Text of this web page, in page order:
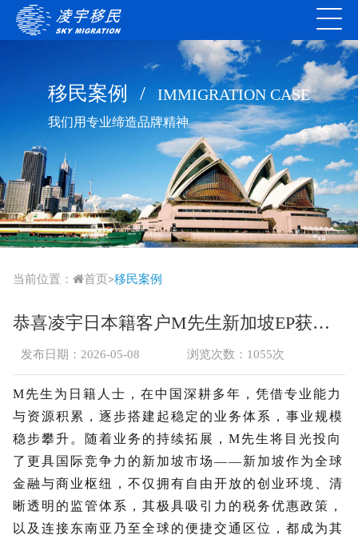
移民案例 / IMMIGRATION CASE
我们用专业缔造品牌精神
当前位置： 首页>移民案例
恭喜凌宇日本籍客户M先生新加坡EP获批！
发布日期：2026-05-08 浏览次数：1055次
M先生为日籍人士，在中国深耕多年，凭借专业能力
与资源积累，逐步搭建起稳定的业务体系，事业规模
稳步攀升。随着业务的持续拓展，M先生将目光投向
了更具国际竞争力的新加坡市场——新加坡作为全球
金融与商业枢纽，不仅拥有自由开放的创业环境、清
晰透明的监管体系，其极具吸引力的税务优惠政策，
以及连接东南亚乃至全球的便捷交通区位，都成为其